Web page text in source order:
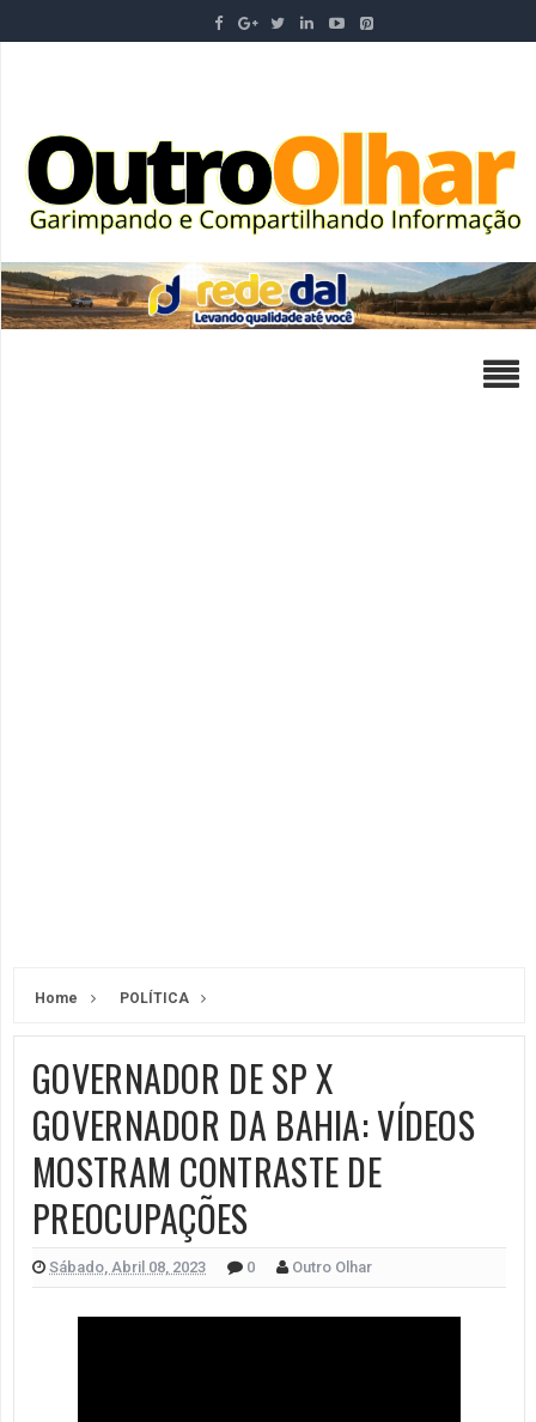
Home POLÍTICA
GOVERNADOR DE SP X
GOVERNADOR DA BAHIA: VÍDEOS
MOSTRAM CONTRASTE DE
PREOCUPAÇÕES
Sábado, Abril 08, 2023 0 Outro Olhar